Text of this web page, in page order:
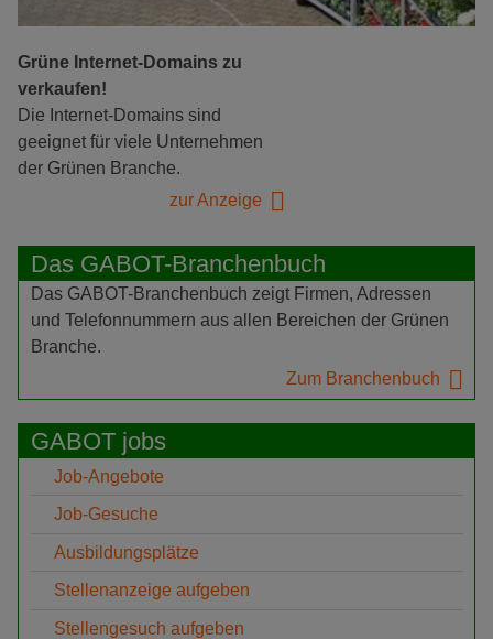
Grüne Internet-Domains zu
verkaufen!
Die Internet-Domains sind
geeignet für viele Unternehmen
der Grünen Branche.
zur Anzeige
Das GABOT-Branchenbuch
Das GABOT-Branchenbuch zeigt Firmen, Adressen
und Telefonnummern aus allen Bereichen der Grünen
Branche.
Zum Branchenbuch
GABOT jobs
Job-Angebote
Job-Gesuche
Ausbildungsplätze
Stellenanzeige aufgeben
Stellengesuch aufgeben